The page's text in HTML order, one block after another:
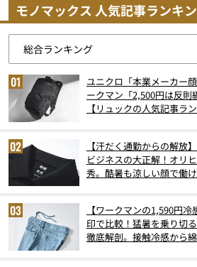
モノマックス 人気記事ランキ
ユニクロ「本業メーカー
ークマン「2,500円は反
【リュックの人気記事ラ
【汗だく通勤からの解放
ビジネスの大正解！オリ
秀。酷暑も涼しい顔で働
【ワークマンの1,590円
印で比較！猛暑を乗り切
徹底解剖。接触冷感から